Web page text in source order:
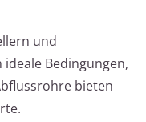
und
Bedingungen,
bieten